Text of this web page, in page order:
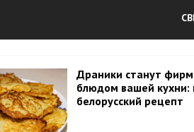
Драники станут
блюдом вашей кухни:
белорусский рецепт